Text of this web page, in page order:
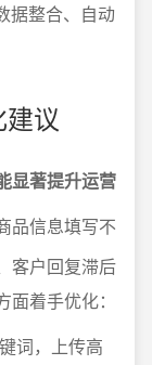
据整合、自动
议
显著提升运营
品信息填写不
客户回复滞后
着手优化：
词，上传高